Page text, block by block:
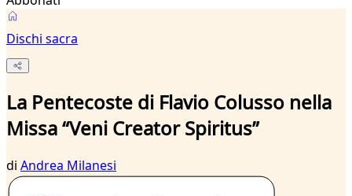
Dischi sacra
La Pentecoste di Flavio Colusso nella
Missa “Veni Creator Spiritus”
di Andrea Milanesi